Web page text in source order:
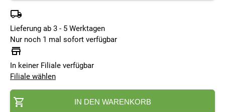
Lieferung ab 3 - 5 Werktagen
Nur noch 1 mal sofort verfügbar
In keiner Filiale verfügbar
Filiale wählen
IN DEN WARENKORB